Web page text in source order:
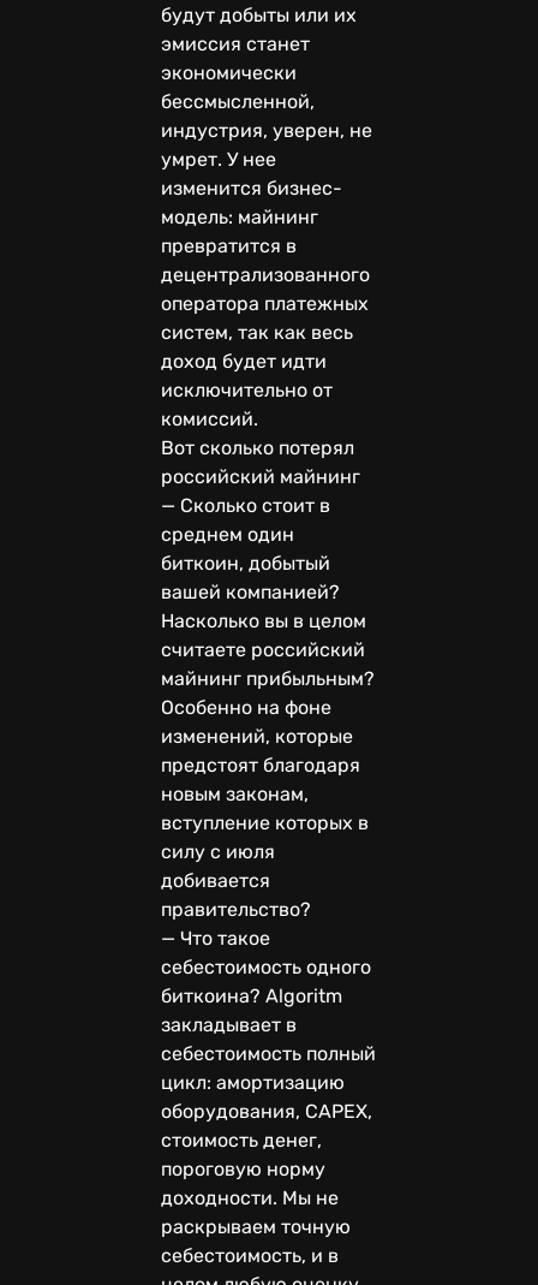
будут добыты или их
эмиссия станет
экономически
бессмысленной,
индустрия, уверен, не
умрет. У нее
изменится бизнес-
модель: майнинг
превратится в
децентрализованного
оператора платежных
систем, так как весь
доход будет идти
исключительно от
комиссий.
Вот сколько потерял
российский майнинг
— Сколько стоит в
среднем один
биткоин, добытый
вашей компанией?
Насколько вы в целом
считаете российский
майнинг прибыльным?
Особенно на фоне
изменений, которые
предстоят благодаря
новым законам,
вступление которых в
силу с июля
добивается
правительство?
— Что такое
себестоимость одного
биткоина? Algoritm
закладывает в
себестоимость полный
цикл: амортизацию
оборудования, CAPEX,
стоимость денег,
пороговую норму
доходности. Мы не
раскрываем точную
себестоимость, и в